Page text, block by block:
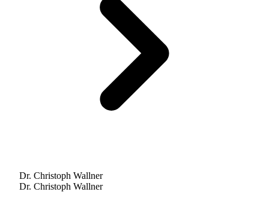
Dr. Christoph Wallner
Dr. Christoph Wallner